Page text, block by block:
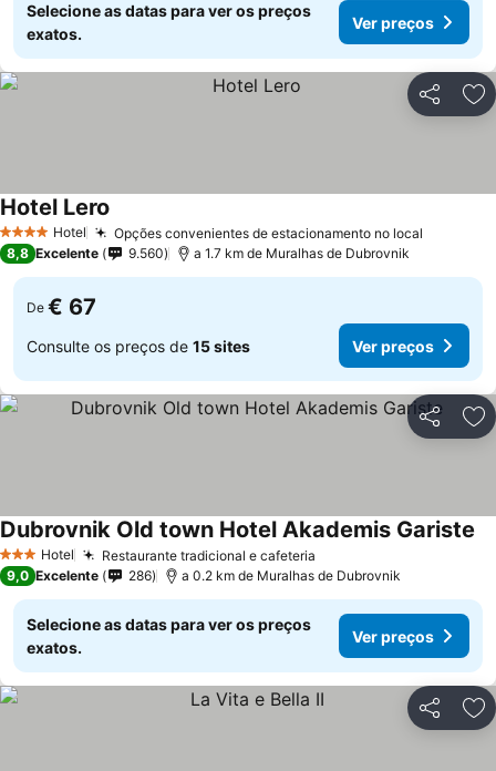
Selecione as datas para ver os preços
exatos.
Ver preços
Partilhar
4 EstrelasHotel Opções convenientes de estacionamento no local
Hotel Lero
8,8 Excelente 9.560 a 1.7 km de Muralhas de Dubrovnik
De € 67
Consulte os preços de 15 sites Ver preços
Partilhar
3 EstrelasHotel Restaurante tradicional e cafeteria
Dubrovnik Old town Hotel Akademis Gariste
9,0 Excelente 286 a 0.2 km de Muralhas de Dubrovnik
Selecione as datas para ver os preços
exatos.
Ver preços
Partilhar